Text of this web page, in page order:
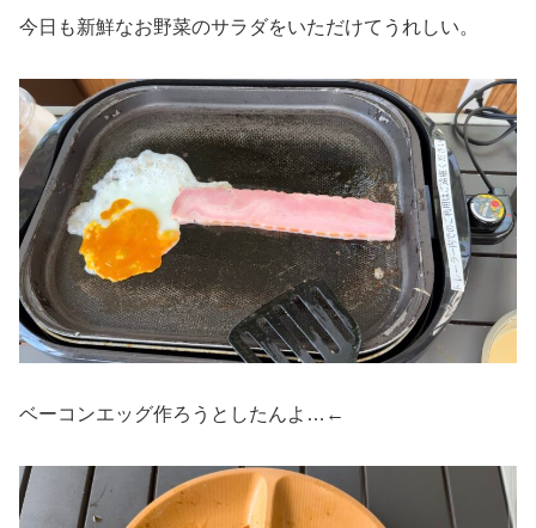
今日も新鮮なお野菜のサラダをいただけてうれしい。
ベーコンエッグ作ろうとしたんよ…←